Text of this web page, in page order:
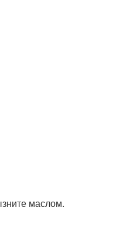
маслом.